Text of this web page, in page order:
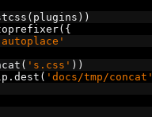
( plugins ))
({
( 's.css' ))
. dest ( 'docs/tmp/concat'